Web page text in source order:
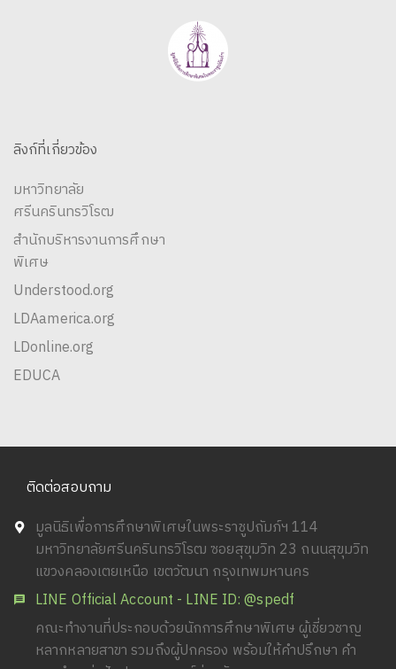
ลิงก์ที่เกี่ยวข้อง
มหาวิทยาลัย
ศรีนครินทรวิโรฒ
สำนักบริหารงานการศึกษา
พิเศษ
Understood.org
LDAamerica.org
LDonline.org
EDUCA
ติดต่อสอบถาม
มูลนิธิเพื่อการศึกษาพิเศษในพระราชูปถัมภ์ฯ 114
มหาวิทยาลัยศรีนครินทรวิโรฒ ซอยสุขุมวิท 23 ถนนสุขุมวิท
แขวงคลองเตยเหนือ เขตวัฒนา กรุงเทพมหานคร
LINE Official Account - LINE ID: @spedf
คณะทำงานที่ประกอบด้วยนักการศึกษาพิเศษ ผู้เชี่ยวชาญ
หลากหลายสาขา รวมถึงผู้ปกครอง พร้อมให้คำปรึกษา คำ